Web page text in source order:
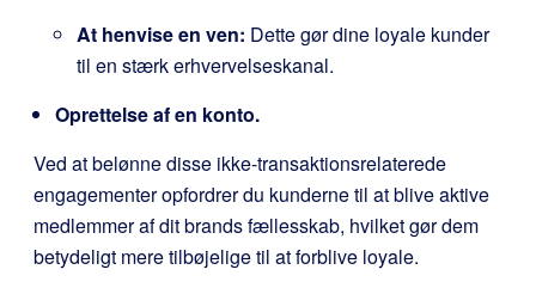
At henvise en ven: Dette gør dine loyale kunder
til en stærk erhvervelseskanal.
Oprettelse af en konto.
Ved at belønne disse ikke-transaktionsrelaterede
engagementer opfordrer du kunderne til at blive aktive
medlemmer af dit brands fællesskab, hvilket gør dem
betydeligt mere tilbøjelige til at forblive loyale.